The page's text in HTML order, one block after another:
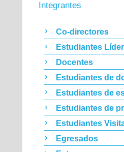
Integrantes
Co-directores
Estudiantes
Docentes
Estudiantes de
Estudiantes de
Estudiantes de
Estudiantes
Egresados